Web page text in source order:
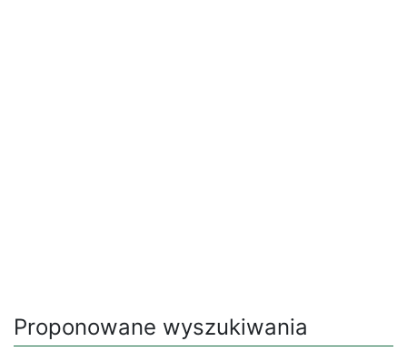
Proponowane wyszukiwania